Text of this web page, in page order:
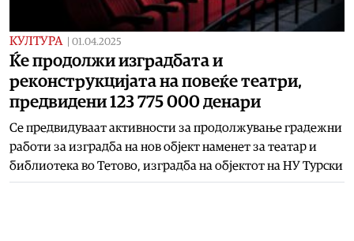
КУЛТУРА 01.04.2025
Ќе продолжи изградбата и
реконструкцијата на повеќе театри,
предвидени 123 775 000 денари
Се предвидуваат активности за продолжување градежни
работи за изградба на нов објект наменет за театар и
библиотека во Тетово, изградба на објектот на НУ Турски